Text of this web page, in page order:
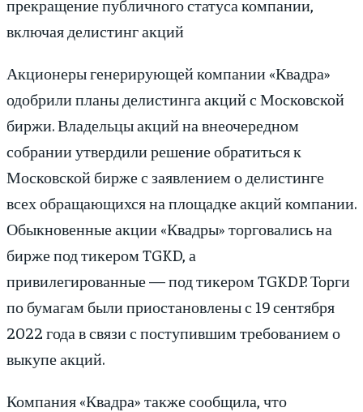
прекращение публичного статуса компании,
включая делистинг акций
Акционеры генерирующей компании «Квадра»
одобрили планы делистинга акций с Московской
биржи. Владельцы акций на внеочередном
собрании утвердили решение обратиться к
Московской бирже с заявлением о делистинге
всех обращающихся на площадке акций компании.
Обыкновенные акции «Квадры» торговались на
бирже под тикером TGKD, а
привилегированные — под тикером TGKDP. Торги
по бумагам были приостановлены с 19 сентября
2022 года в связи с поступившим требованием о
выкупе акций.
Компания «Квадра» также сообщила, что